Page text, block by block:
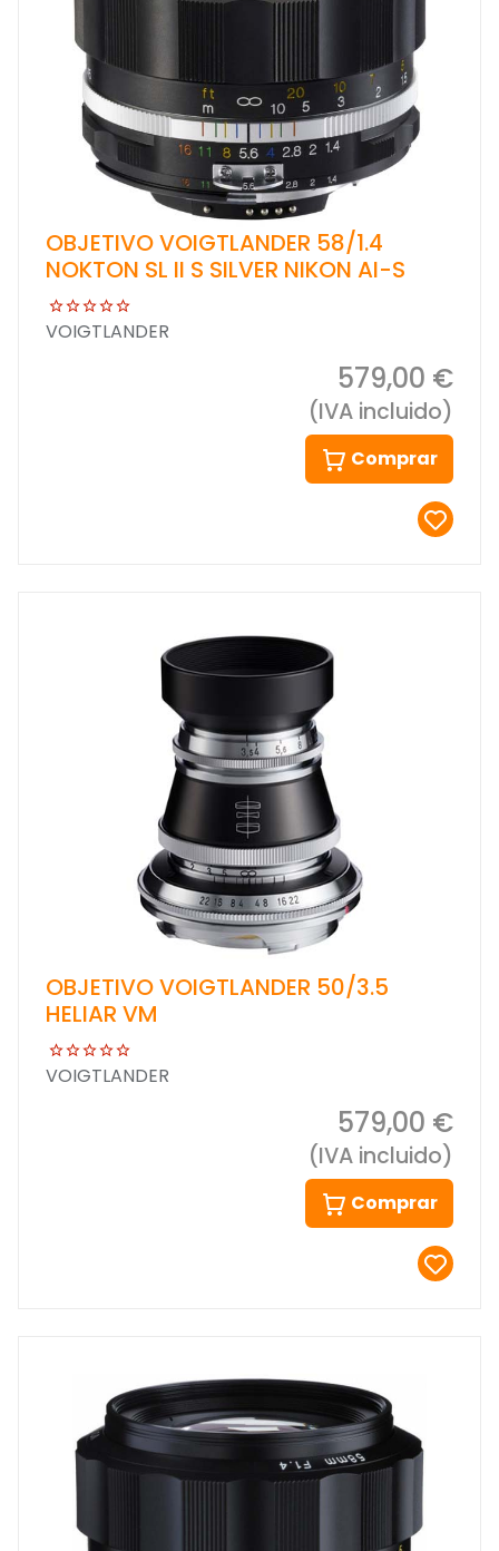
OBJETIVO VOIGTLANDER 58/1.4
NOKTON SL II S SILVER NIKON AI-S
VOIGTLANDER
579,00 €
(IVA incluido)
Comprar
OBJETIVO VOIGTLANDER 50/3.5
HELIAR VM
VOIGTLANDER
579,00 €
(IVA incluido)
Comprar